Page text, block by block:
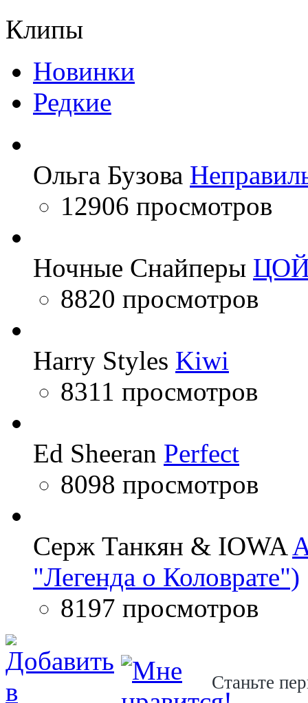
Клипы
Новинки
Редкие
Ольга Бузова
12906 просмотров
Ночные Снайперы
8820 просмотров
Harry Styles Kiwi
8311 просмотров
Ed Sheeran Perfect
8098 просмотров
Серж Танкян & IOWA
"Легенда о Коловрате")
8197 просмотров
Станьте